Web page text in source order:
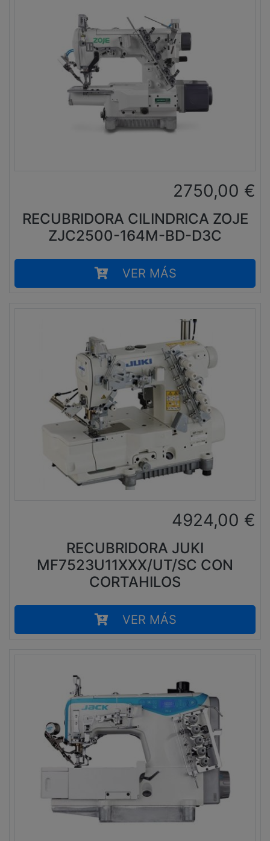
2750,00 €
RECUBRIDORA CILINDRICA ZOJE
ZJC2500-164M-BD-D3C
VER MÁS
4924,00 €
RECUBRIDORA JUKI
MF7523U11XXX/UT/SC CON
CORTAHILOS
VER MÁS